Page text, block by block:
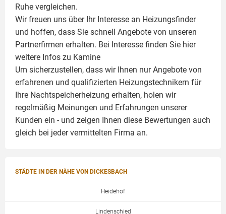
Ruhe vergleichen.
Wir freuen uns über Ihr Interesse an Heizungsfinder
und hoffen, dass Sie schnell Angebote von unseren
Partnerfirmen erhalten. Bei Interesse finden Sie hier
weitere Infos zu Kamine
Um sicherzustellen, dass wir Ihnen nur Angebote von
erfahrenen und qualifizierten Heizungstechnikern für
Ihre Nachtspeicherheizung erhalten, holen wir
regelmäßig Meinungen und Erfahrungen unserer
Kunden ein - und zeigen Ihnen diese Bewertungen auch
gleich bei jeder vermittelten Firma an.
STÄDTE IN DER NÄHE VON DICKESBACH
Heidehof
Lindenschied